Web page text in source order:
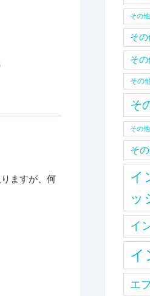
ますが、何
その
そ
そ
その
そ
その
そ
イ
ッ
イ
イ
エ